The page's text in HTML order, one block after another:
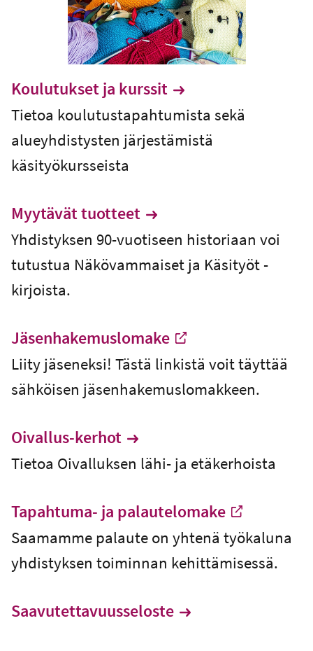
Koulutukset ja kurssit
Tietoa koulutustapahtumista sekä
alueyhdistysten järjestämistä
käsityökursseista
Myytävät tuotteet
Yhdistyksen 90-vuotiseen historiaan voi
tutustua Näkövammaiset ja Käsityöt -
kirjoista.
Jäsenhakemuslomake
-Ulkoinen linkki
Liity jäseneksi! Tästä linkistä voit täyttää
sähköisen jäsenhakemuslomakkeen.
Oivallus-kerhot
Tietoa Oivalluksen lähi- ja etäkerhoista
Tapahtuma- ja palautelomake
-Ulkoinen linkki
Saamamme palaute on yhtenä työkaluna
yhdistyksen toiminnan kehittämisessä.
Saavutettavuusseloste